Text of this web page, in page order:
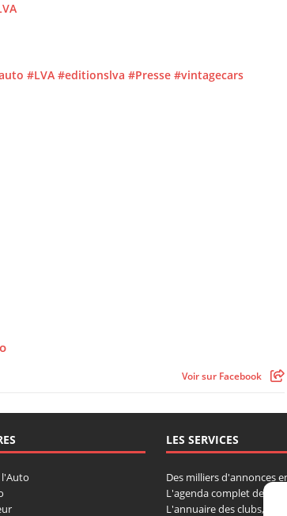
#LVA #editionslva #Presse #vintagecars
Voir sur Facebook
l'Auto
LES SERVICES
Des milliers d'annonces
L'agenda complet des
L'annuaire des clubs,